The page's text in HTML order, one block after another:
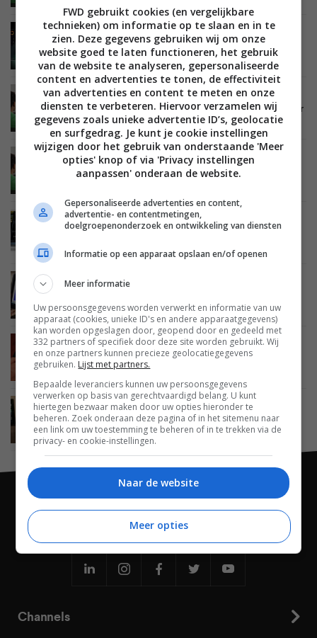
ENTERTAINMENT 11 NOVEMBER 2014
OnLive voor streamen van games gelanceerd in
Nederland
ENTERTAINMENT 30 OKTOBER 2014
Streamingdienst voor games OnLive 11 november
naar Nederland
BEELD ENTERTAINMENT 28 AUGUSTUS 2014
Philips Android tv’s krijgen toegang tot
cloudgaming-dienst OnLive
BEELD ENTERTAINMENT 07 JUNI 2012
Ook LG brengt cloud gaming naar Smart TV’s
MOBILE 02 MAART 2012
Android tablets
MOBILE 11 JANUARI 2012
OnLive Cloud Desktop: Windows 7 streaming
naar iPad of Android tablet
MOBILE 08 JUNI 2011
OnLive Player maakt streaming games mogelijk
op tablets
Channels
FWD gebruikt cookies (en vergelijkbare
technieken) om informatie op te slaan en in te
zien. Deze gegevens gebruiken wij om onze
website goed te laten functioneren, het gebruik
van de website te analyseren, gepersonaliseerde
content en advertenties te tonen, de effectiviteit
van advertenties en content te meten en onze
diensten te verbeteren. Hiervoor verzamelen wij
gegevens zoals unieke advertentie ID’s, geolocatie
en surfgedrag. Je kunt je cookie instellingen
wijzigen door het gebruik van onderstaande 'Meer
opties' knop of via 'Privacy instellingen
aanpassen' onderaan de website.
Gepersonaliseerde advertenties en content,
advertentie- en contentmetingen,
doelgroepenonderzoek en ontwikkeling van diensten
Informatie op een apparaat opslaan en/of openen
Meer informatie
Uw persoonsgegevens worden verwerkt en informatie van uw
apparaat (cookies, unieke ID's en andere apparaatgegevens)
kan worden opgeslagen door, geopend door en gedeeld met
332 partners of specifiek door deze site worden gebruikt. Wij
en onze partners kunnen precieze geolocatiegegevens
gebruiken. Lijst met partners.
Bepaalde leveranciers kunnen uw persoonsgegevens
verwerken op basis van gerechtvaardigd belang. U kunt
hiertegen bezwaar maken door uw opties hieronder te
beheren. Zoek onderaan deze pagina of in het sitemenu naar
een link om uw toestemming te beheren of in te trekken via de
privacy- en cookie-instellingen.
Naar de website
Meer opties